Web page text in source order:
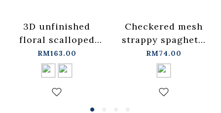
3D unfinished
floral scalloped
jeans, available in
two colors, sizes
S/M/L.
【04011891】in
stock+pre-order
RM163.00
Checkered mesh
strappy spaghetti
strap cover-up
vest -
blue【01099697】
in stock+pre-order
RM74.00